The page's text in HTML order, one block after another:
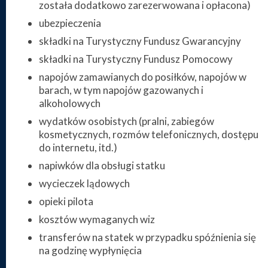
została dodatkowo zarezerwowana i opłacona)
ubezpieczenia
składki na Turystyczny Fundusz Gwarancyjny
składki na Turystyczny Fundusz Pomocowy
napojów zamawianych do posiłków, napojów w
barach, w tym napojów gazowanych i
alkoholowych
wydatków osobistych (pralni, zabiegów
kosmetycznych, rozmów telefonicznych, dostępu
do internetu, itd.)
napiwków dla obsługi statku
wycieczek lądowych
opieki pilota
kosztów wymaganych wiz
transferów na statek w przypadku spóźnienia się
na godzinę wypłynięcia